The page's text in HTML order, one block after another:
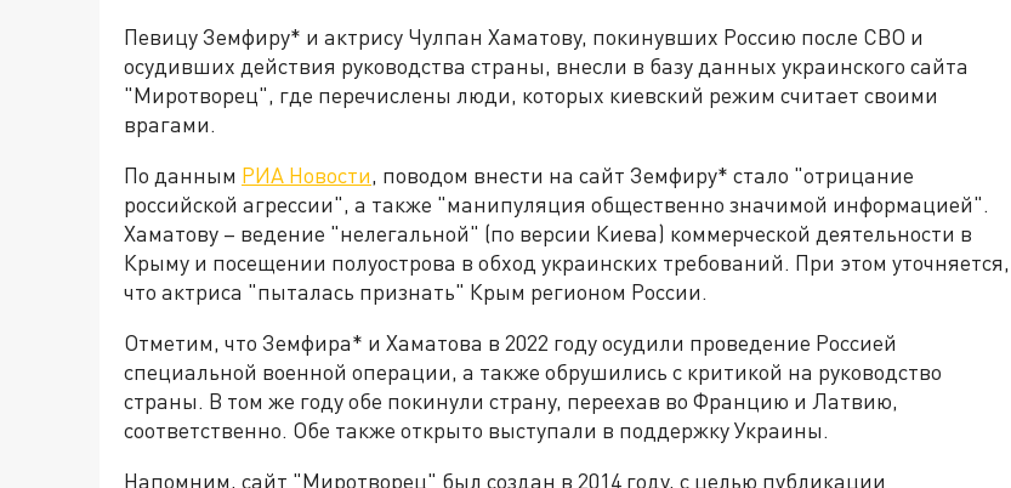
Певицу Земфиру* и актрису Чулпан Хаматову, покинувших Россию после СВО и
осудивших действия руководства страны, внесли в базу данных украинского сайта
"Миротворец", где перечислены люди, которых киевский режим считает своими
врагами.
По данным РИА Новости, поводом внести на сайт Земфиру* стало "отрицание
российской агрессии", а также "манипуляция общественно значимой информацией".
Хаматову – ведение "нелегальной" (по версии Киева) коммерческой деятельности в
Крыму и посещении полуострова в обход украинских требований. При этом уточняется,
что актриса "пыталась признать" Крым регионом России.
Отметим, что Земфира* и Хаматова в 2022 году осудили проведение Россией
специальной военной операции, а также обрушились с критикой на руководство
страны. В том же году обе покинули страну, переехав во Францию и Латвию,
соответственно. Обе также открыто выступали в поддержку Украины.
Напомним, сайт "Миротворец" был создан в 2014 году, с целью публикации